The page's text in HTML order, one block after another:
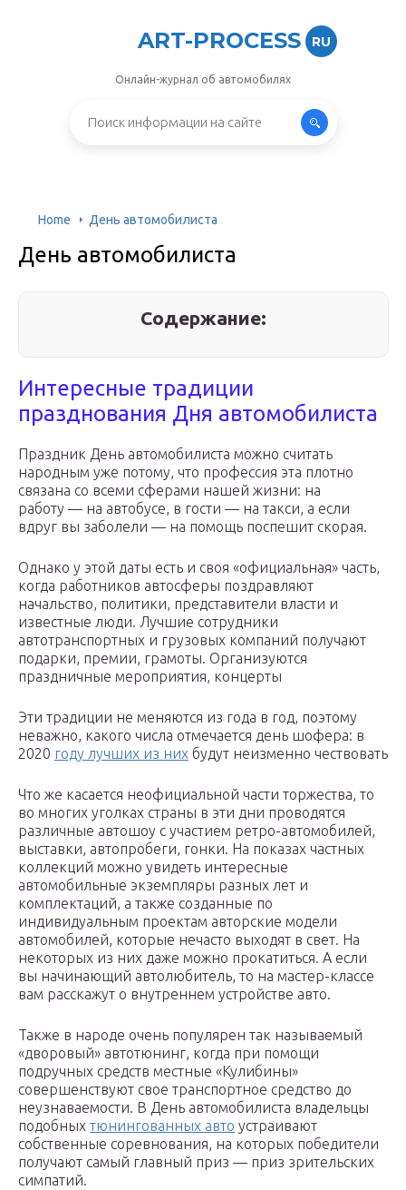
ART-PROCESS RU
Онлайн-журнал об автомобилях
Home День автомобилиста
День автомобилиста
Содержание:
Интересные традиции
празднования Дня автомобилиста
Праздник День автомобилиста можно считать
народным уже потому, что профессия эта плотно
связана со всеми сферами нашей жизни: на
работу — на автобусе, в гости — на такси, а если
вдруг вы заболели — на помощь поспешит скорая.
Однако у этой даты есть и своя «официальная» часть,
когда работников автосферы поздравляют
начальство, политики, представители власти и
известные люди. Лучшие сотрудники
автотранспортных и грузовых компаний получают
подарки, премии, грамоты. Организуются
праздничные мероприятия, концерты
Эти традиции не меняются из года в год, поэтому
неважно, какого числа отмечается день шофера: в
2020 году лучших из них будут неизменно чествовать
Что же касается неофициальной части торжества, то
во многих уголках страны в эти дни проводятся
различные автошоу с участием ретро-автомобилей,
выставки, автопробеги, гонки. На показах частных
коллекций можно увидеть интересные
автомобильные экземпляры разных лет и
комплектаций, а также созданные по
индивидуальным проектам авторские модели
автомобилей, которые нечасто выходят в свет. На
некоторых из них даже можно прокатиться. А если
вы начинающий автолюбитель, то на мастер-классе
вам расскажут о внутреннем устройстве авто.
Также в народе очень популярен так называемый
«дворовый» автотюнинг, когда при помощи
подручных средств местные «Кулибины»
совершенствуют свое транспортное средство до
неузнаваемости. В День автомобилиста владельцы
подобных тюнингованных авто устраивают
собственные соревнования, на которых победители
получают самый главный приз — приз зрительских
симпатий.